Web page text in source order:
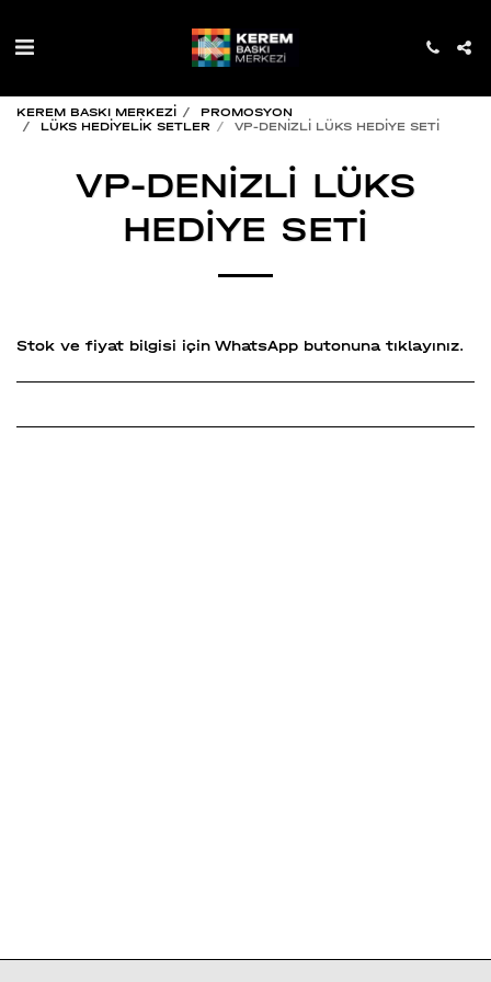
KEREM BASKI MERKEZİ
PROMOSYON
LÜKS HEDİYELİK SETLER
VP-DENİZLİ LÜKS HEDİYE SETİ
VP-DENİZLİ LÜKS
HEDİYE SETİ
Stok ve fiyat bilgisi için WhatsApp butonuna tıklayınız.